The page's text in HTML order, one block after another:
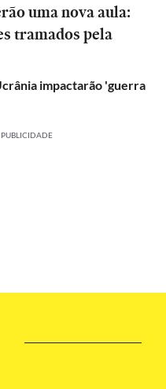
uma nova aula:
tramados pela
impactarão 'guerra